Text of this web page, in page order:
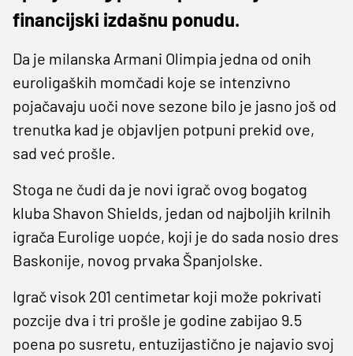
financijski izdašnu ponudu.
Da je milanska Armani Olimpia jedna od onih
euroligaških momčadi koje se intenzivno
pojačavaju uoči nove sezone bilo je jasno još od
trenutka kad je objavljen potpuni prekid ove,
sad već prošle.
Stoga ne čudi da je novi igrač ovog bogatog
kluba Shavon Shields, jedan od najboljih krilnih
igrača Eurolige uopće, koji je do sada nosio dres
Baskonije, novog prvaka Španjolske.
Igrač visok 201 centimetar koji može pokrivati
pozcije dva i tri prošle je godine zabijao 9.5
poena po susretu, entuzijastično je najavio svoj